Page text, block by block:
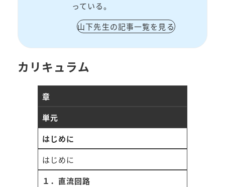
っている。
山下先生の記事一覧を見る
カリキュラム
章
単元
はじめに
はじめに
１．直流回路